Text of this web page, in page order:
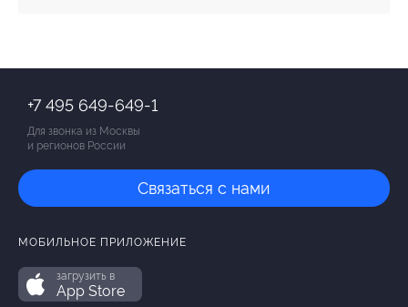
+7 495 649-649-1
Для звонка из Москвы
и регионов России
Связаться с нами
МОБИЛЬНОЕ ПРИЛОЖЕНИЕ
загрузить в
App Store